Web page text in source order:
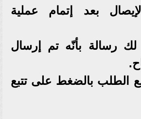
بعد إتمام عملية
رسالة بأنّه تم إرسال
الطلب بالضغط على تتبع